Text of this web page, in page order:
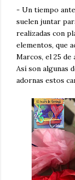
- Un tiempo
suelen juntar
realizadas con
elementos, que
Marcos, el 25 de
Así son algunas
adornas estos